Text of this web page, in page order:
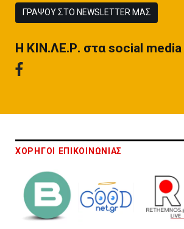
ΓΡΑΨΟΥ ΣΤΟ NEWSLETTER ΜΑΣ
H ΚΙΝ.ΛΕ.Ρ. στα social media
ΧΟΡΗΓΟΙ ΕΠΙΚΟΙΝΩΝΙΑΣ